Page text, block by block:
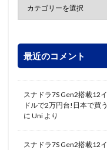
最近のコメント
スナドラ7S Gen2搭載12
ドルで2万円台!日本で買
に Uni より
スナドラ7S Gen2搭載12